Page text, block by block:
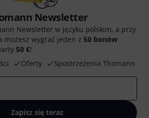
Newsletter
Newsletter w języku polskim, a przy
możesz wygrać jeden z 50 bonów
50 €!
Oferty Spostrzeżenia Thomann
Zapisz się teraz